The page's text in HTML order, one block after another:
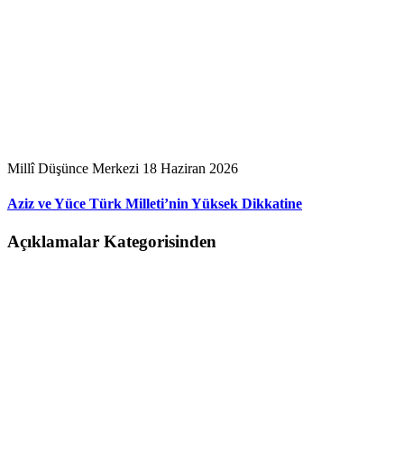
Millî Düşünce Merkezi 18 Haziran 2026
Aziz ve Yüce Türk Milleti’nin Yüksek Dikkatine
Açıklamalar Kategorisinden